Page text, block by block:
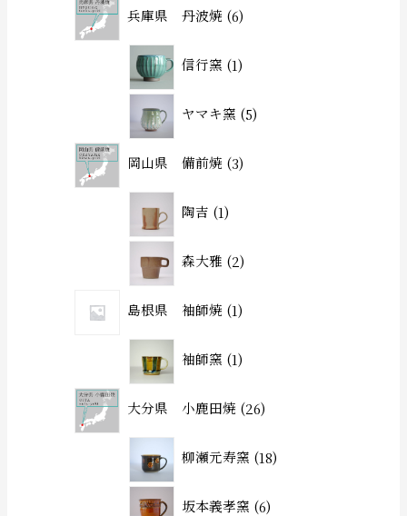
兵庫県 丹波焼 6
信行窯 1
ヤマキ窯 5
岡山県 備前焼 3
陶吉 1
森大雅 2
島根県 袖師焼 1
袖師窯 1
大分県 小鹿田焼 26
柳瀬元寿窯 18
坂本義孝窯 6